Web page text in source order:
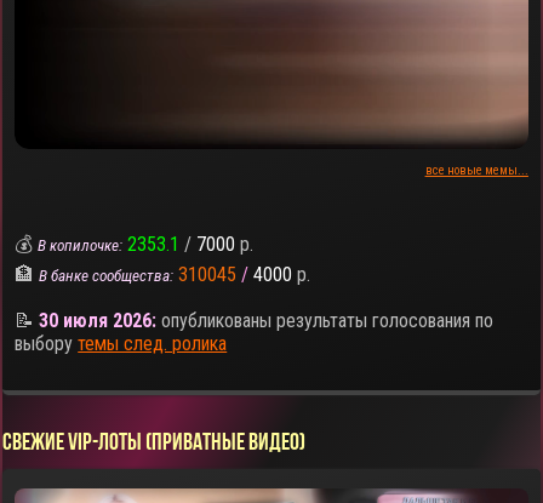
все новые мемы...
💰В копилочке: 2353.1 / 7000 р.
🏦В банке сообщества: 310045 / 4000 р.
📝30 июля 2026: опубликованы результаты голосования по
выборутемы след. ролика
СВЕЖИЕ VIP-ЛОТЫ (ПРИВАТНЫЕ ВИДЕО)